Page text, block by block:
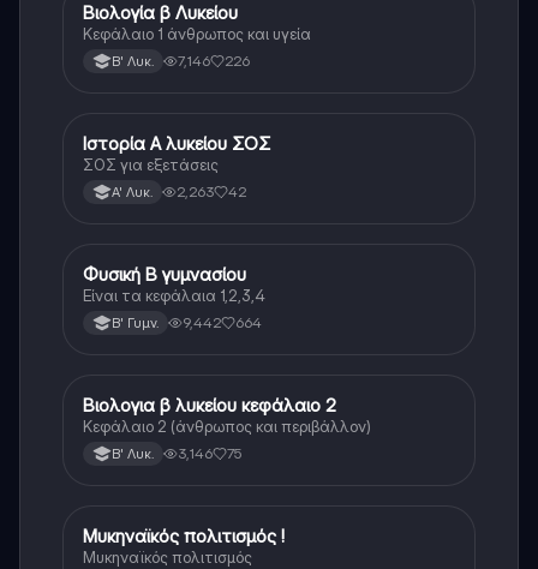
Βιολογία
Βιολογία β Λυκείου
Κεφάλαιο 1 άνθρωπος και υγεία
Β' Λυκ. 7,146 226
Ιστορία
Ιστορία Α λυκείου ΣΟΣ
ΣΟΣ για εξετάσεις
Α' Λυκ. 2,263 42
Φυσική
Φυσική Β γυμνασίου
Είναι τα κεφάλαια 1,2,3,4
Β' Γυμν. 9,442 664
Βιολογία
Βιολογια β λυκείου κεφάλαιο 2
Κεφάλαιο 2 (άνθρωπος και περιβάλλον)
Β' Λυκ. 3,146 75
Ιστορία
Μυκηναϊκός πολιτισμός !
Μυκηναϊκός πολιτισμός